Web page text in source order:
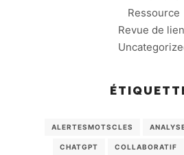
Ressource
Revue de
ALERTESMOTSCLES
CHATGPT COLLABORATIF